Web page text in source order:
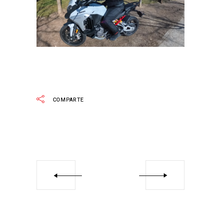
COMPARTE